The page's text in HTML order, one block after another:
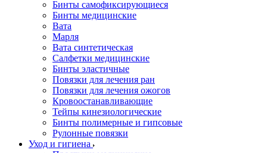
Бинты самофиксирующиеся
Бинты медицинские
Вата
Марля
Вата синтетическая
Салфетки медицинские
Бинты эластичные
Повязки для лечения ран
Повязки для лечения ожогов
Кровоостанавливающие
Тейпы кинезиологические
Бинты полимерные и гипсовые
Рулонные повязки
Уход и гигиена